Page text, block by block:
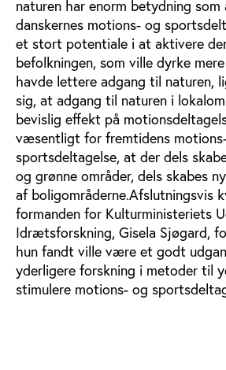
naturen har enorm betydning som
danskernes motions- og
et stort potentiale i at aktivere
befolkningen, som ville dyrke
havde lettere adgang til naturen,
sig, at adgang til naturen i
bevislig effekt på
væsentligt for fremtidens
sportsdeltagelse, at der dels
og grønne områder, dels skabes
af boligområderne.Afslutningsvis
formanden for Kulturministeriets
Idrætsforskning, Gisela Sjøgard,
hun fandt ville være et godt
yderligere forskning i metoder til
stimulere motions- og